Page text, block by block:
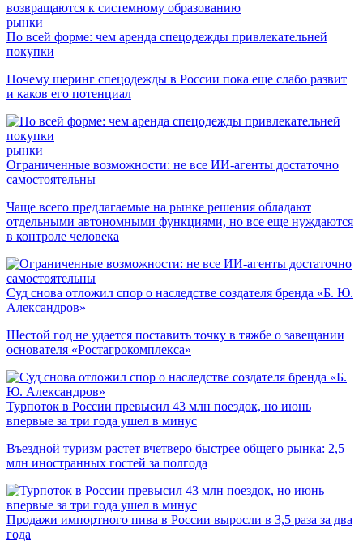
рынки
По всей форме: чем аренда спецодежды привлекательней
покупки
Почему шеринг спецодежды в России пока еще слабо развит
и каков его потенциал
рынки
Ограниченные возможности: не все ИИ-агенты достаточно
самостоятельны
Чаще всего предлагаемые на рынке решения обладают
отдельными автономными функциями, но все еще нуждаются
в контроле человека
Суд снова отложил спор о наследстве создателя бренда «Б. Ю.
Александров»
Шестой год не удается поставить точку в тяжбе о завещании
основателя «Ростагрокомплекса»
Турпоток в России превысил 43 млн поездок, но июнь
впервые за три года ушел в минус
Въездной туризм растет вчетверо быстрее общего рынка: 2,5
млн иностранных гостей за полгода
Продажи импортного пива в России выросли в 3,5 раза за два
года